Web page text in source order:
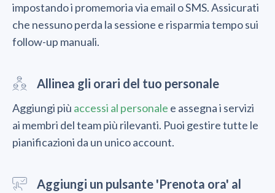
impostando i promemoria via email o SMS. Assicurati
che nessuno perda la sessione e risparmia tempo sui
follow-up manuali.
Allinea gli orari del tuo personale
Aggiungi più accessi al personale e assegna i servizi
ai membri del team più rilevanti. Puoi gestire tutte le
pianificazioni da un unico account.
Aggiungi un pulsante 'Prenota ora' al